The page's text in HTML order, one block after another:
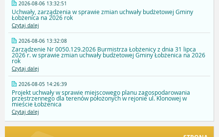
2026-08-06 13:32:51
Uchwały, zarządzenia w sprawie zmian uchwały budżetowej Gminy
Łobżenica na 2026 rok
Czytaj dalej
2026-08-06 13:32:08
Zarządzenie Nr 0050.129.2026 Burmistrza Łobżenicy z dnia 31 lipca
2026 r. w sprawie zmian uchwały budżetowej Gminy Łobżenica na 2026
rok
Czytaj dalej
2026-08-05 14:26:39
Projekt uchwały w sprawie miejscowego planu zagospodarowania
przestrzennego dla terenów położonych w rejonie ul. Klonowej w
mieście Łobżenica
Czytaj dalej